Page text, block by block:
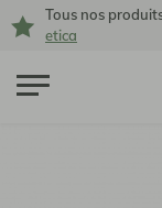
Tous nos
etica